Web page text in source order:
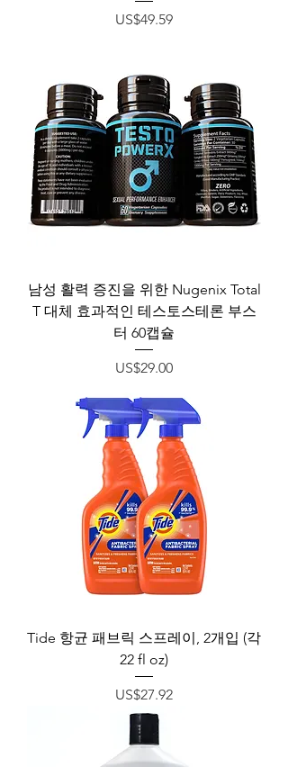
가격
US$49.59
남성 활력 증진을 위한 Nugenix Total
T 대체 효과적인 테스토스테론 부스
터 60캡슐
가격
US$29.00
Tide 항균 패브릭 스프레이, 2개입 (각
22 fl oz)
가격
US$27.92